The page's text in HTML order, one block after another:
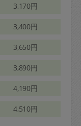
3,170円
3,400円
3,650円
3,890円
4,190円
4,510円